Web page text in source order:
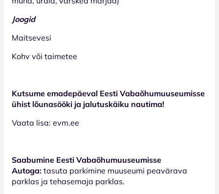
Joogid
Maitsevesi
Kohv või taimetee
Kutsume emadepäeval Eesti Vabaõhumuuseumisse
ühist lõunasööki ja jalutuskäiku nautima!
Vaata lisa: evm.ee
Saabumine Eesti Vabaõhumuuseumisse
Autoga: tasuta parkimine muuseumi peavärava
parklas ja tehasemaja parklas.